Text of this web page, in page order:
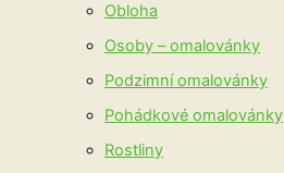
Obloha
Osoby – omalovánky
Podzimní omalovánky
Pohádkové omalovánky
Rostliny